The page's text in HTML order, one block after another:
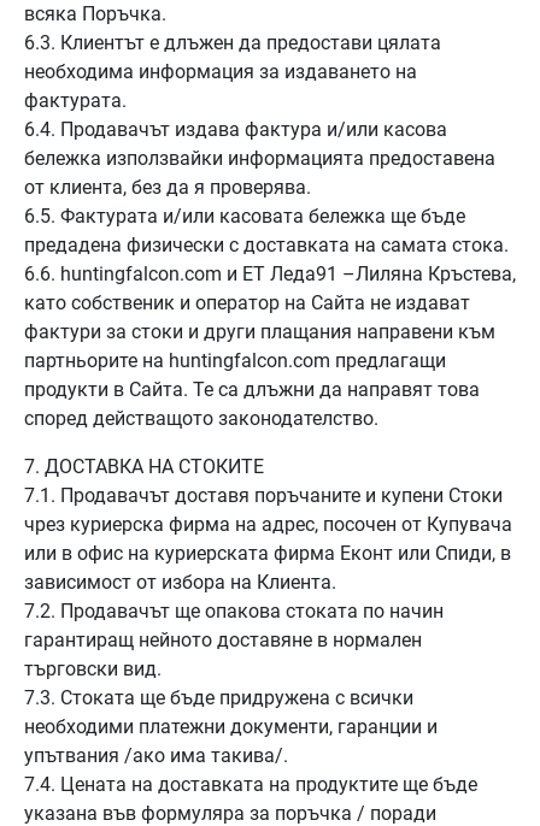
всяка Поръчка.
6.3. Клиентът е длъжен да предостави цялата
необходима информация за издаването на
фактурата.
6.4. Продавачът издава фактура и/или касова
бележка използвайки информацията предоставена
от клиента, без да я проверява.
6.5. Фактурата и/или касовата бележка ще бъде
предадена физически с доставката на самата стока.
6.6. huntingfalcon.com и ЕТ Леда91 –Лиляна Кръстева,
като собственик и оператор на Сайта не издават
фактури за стоки и други плащания направени към
партньорите на huntingfalcon.com предлагащи
продукти в Сайта. Те са длъжни да направят това
според действащото законодателство.
7. ДОСТАВКА НА СТОКИТЕ
7.1. Продавачът доставя поръчаните и купени Стоки
чрез куриерска фирма на адрес, посочен от Купувача
или в офис на куриерската фирма Еконт или Спиди, в
зависимост от избора на Клиента.
7.2. Продавачът ще опакова стоката по начин
гарантиращ нейното доставяне в нормален
търговски вид.
7.3. Стоката ще бъде придружена с всички
необходими платежни документи, гаранции и
упътвания /ако има такива/.
7.4. Цената на доставката на продуктите ще бъде
указана във формуляра за поръчка / поради